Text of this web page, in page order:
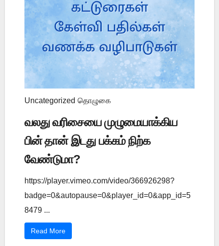
Uncategorized தொழுகை
வலது வரிசையை முழுமையாக்கிய
பின் தான் இடது பக்கம் நிற்க
வேண்டுமா?
https://player.vimeo.com/video/366926298?
badge=0&autopause=0&player_id=0&app_id=5
8479 ...
Read More